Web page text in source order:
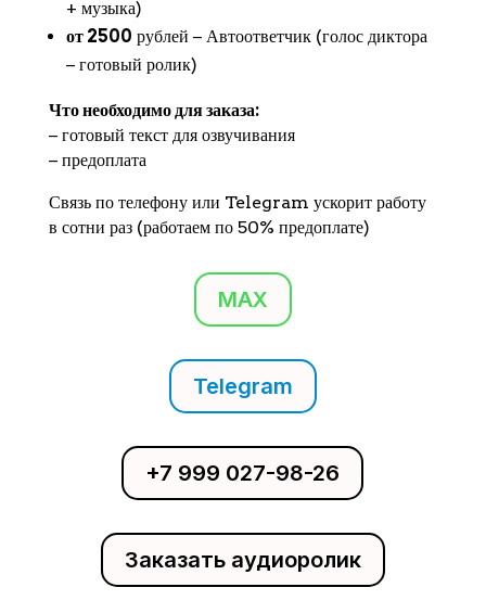
+ музыка)
от 2500 рублей − Автоответчик (голос диктора
− готовый ролик)
Что необходимо для заказа:
− готовый текст для озвучивания
− предоплата
Связь по телефону или Telegram ускорит работу
в сотни раз (работаем по 50% предоплате)
MAX
Telegram
+7 999 027-98-26
Заказать аудиоролик